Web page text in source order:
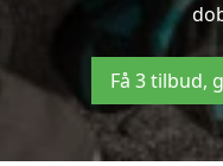
Få 3 tilbud,